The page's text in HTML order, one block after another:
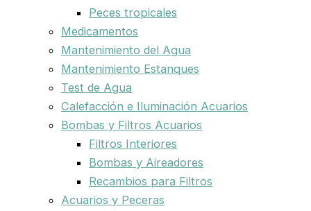
Peces tropicales
Medicamentos
Mantenimiento del Agua
Mantenimiento Estanques
Test de Agua
Calefacción e Iluminación Acuarios
Bombas y Filtros Acuarios
Filtros Interiores
Bombas y Aireadores
Recambios para Filtros
Acuarios y Peceras